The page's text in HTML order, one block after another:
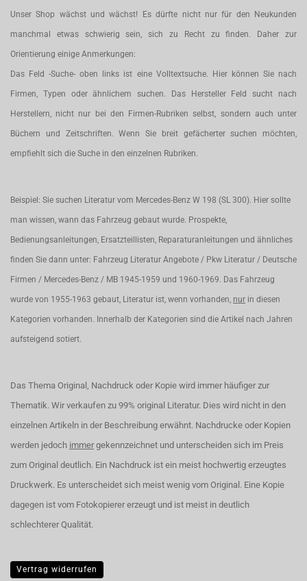
Unser Shop wächst und wächst! Es dürfte nicht nur für den Neukunden
manchmal etwas schwierig sein, sich zu Recht zu finden. Daher zur
Orientierung einige Anmerkungen:
Das Feld -Suche- oben links ist eine Volltextsuche. Hier können Sie nach
Firmen, Typen oder ähnlichem suchen. Das Hersteller Feld sucht nach
Herstellern, nicht nur bei den Firmen-Rubriken selbst, sondern auch unter
Büchern und Zeitschriften. Wenn Sie breit gefächerter suchen möchten,
empfiehlt sich die Suche in den einzelnen Rubriken.
Beispiel: Sie suchen Literatur vom Mercedes-Benz W 198 (SL 300). Hier sollte
man wissen, wann das Fahrzeug gebaut wurde. Prospekte,
Bedienungsanleitungen, Ersatzteillisten, Reparaturanleitungen und ähnliches
finden Sie dann unter: Fahrzeug Literatur Angebote / Pkw Literatur / Deutsche
Firmen / Mercedes-Benz / MB 1945-1959 und 1960-1969. Das Fahrzeug
wurde von 1955-1963 gebaut, Literatur ist, wenn vorhanden, nur in diesen
Kategorien vorhanden. Innerhalb der Kategorien sind die Artikel nach Jahren
aufsteigend sotiert.
Das Thema Original, Nachdruck oder Kopie wird immer häufiger zur
Thematik. Wir verkaufen zu 99% original Literatur. Dies wird nicht in den
einzelnen Artikeln in der Beschreibung erwähnt. Nachdrucke oder Kopien
werden jedoch immer gekennzeichnet und unterscheiden sich im Preis
zum Original deutlich. Ein Nachdruck ist ein meist hochwertig erzeugtes
Druckwerk. Es unterscheidet sich meist wenig vom Original. Eine Kopie
dagegen ist vom Fotokopierer erzeugt und ist meist in deutlich
schlechterer Qualität.
Vertrag widerrufen